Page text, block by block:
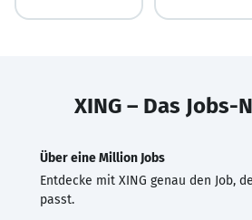
XING – Das Jobs-
Über eine Million Jobs
Entdecke mit XING genau den Job,
passt.